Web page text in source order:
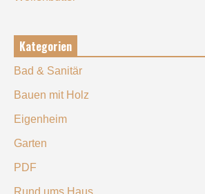
Kategorien
Bad & Sanitär
Bauen mit Holz
Eigenheim
Garten
PDF